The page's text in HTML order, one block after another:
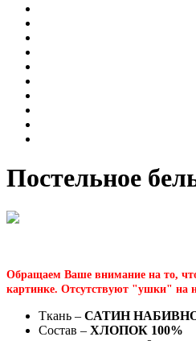
Постельное
Обращаем Ваше внимание на то,
картинке. Отсутствуют "ушки" на
Ткань – САТИН
Состав – ХЛОПОК 100%